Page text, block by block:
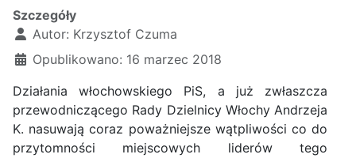
Szczegóły
Autor: Krzysztof Czuma
Opublikowano: 16 marzec 2018
Działania włochowskiego PiS, a już zwłaszcza
przewodniczącego Rady Dzielnicy Włochy Andrzeja
K. nasuwają coraz poważniejsze wątpliwości co do
przytomności miejscowych liderów tego